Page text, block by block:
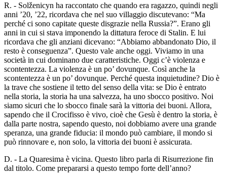
R. - Solženicyn ha raccontato che quando era ragazzo, quindi negli
anni ’20, ’22, ricordava che nel suo villaggio discutevano: “Ma
perché ci sono capitate queste disgrazie nella Russia?”. Erano gli
anni in cui si stava imponendo la dittatura feroce di Stalin. E lui
ricordava che gli anziani dicevano: “Abbiamo abbandonato Dio, il
resto è conseguenza”. Questo vale anche oggi. Viviamo in una
società in cui dominano due caratteristiche. Oggi c’è violenza e
scontentezza. La violenza è un po’ dovunque. Così anche la
scontentezza è un po’ dovunque. Perché questa inquietudine? Dio è
la trave che sostiene il tetto del senso della vita: se Dio è entrato
nella storia, la storia ha una salvezza, ha uno sbocco positivo. Noi
siamo sicuri che lo sbocco finale sarà la vittoria dei buoni. Allora,
sapendo che il Crocifisso è vivo, cioè che Gesù è dentro la storia, è
dalla parte nostra, sapendo questo, noi dobbiamo avere una grande
speranza, una grande fiducia: il mondo può cambiare, il mondo si
può rinnovare e, non solo, la vittoria dei buoni è assicurata.
D. - La Quaresima è vicina. Questo libro parla di Risurrezione fin
dal titolo. Come prepararsi a questo tempo forte dell’anno?